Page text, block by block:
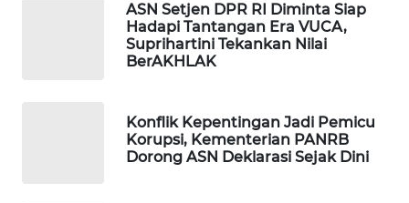
ASN Setjen DPR RI Diminta Siap
Hadapi Tantangan Era VUCA,
Suprihartini Tekankan Nilai
BerAKHLAK
Konflik Kepentingan Jadi Pemicu
Korupsi, Kementerian PANRB
Dorong ASN Deklarasi Sejak Dini